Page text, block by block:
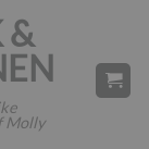
&
Molly